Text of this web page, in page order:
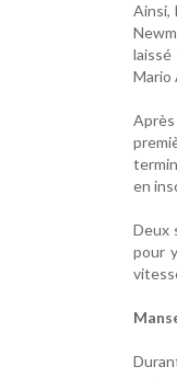
Ainsi,
Mario
en
Deux
pour